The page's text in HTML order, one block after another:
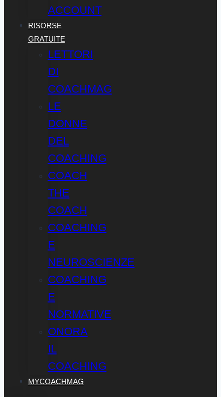
ACCOUNT
RISORSE
GRATUITE
LETTORI
DI
COACHMAG
LE
DONNE
DEL
COACHING
COACH
THE
COACH
COACHING
E
NEUROSCIENZE
COACHING
E
NORMATIVE
ONORA
IL
COACHING
MYCOACHMAG